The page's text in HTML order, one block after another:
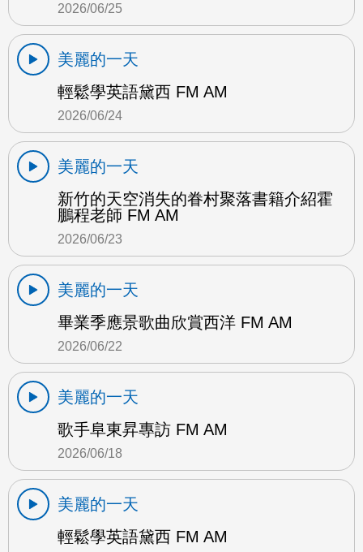
2026/06/25
美麗的一天
輕鬆學英語黛西 FM AM
2026/06/24
美麗的一天
新竹的天空消失的眷村聚落書籍介紹霍
鵬程老師 FM AM
2026/06/23
美麗的一天
畢業季應景歌曲欣賞西洋 FM AM
2026/06/22
美麗的一天
歌手阜東昇專訪 FM AM
2026/06/18
美麗的一天
輕鬆學英語黛西 FM AM